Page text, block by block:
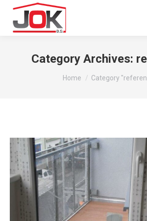
Category Archives:
You are here:
Home Category